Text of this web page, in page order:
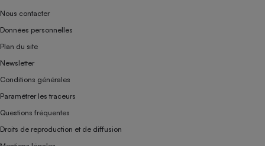
Nous contacter
Données personnelles
Plan du site
Newsletter
Conditions générales
Paramétrer les traceurs
Questions fréquentes
Droits de reproduction et de diffusion